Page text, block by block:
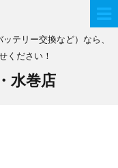
テリー交換など）なら、
ください！
水巻店